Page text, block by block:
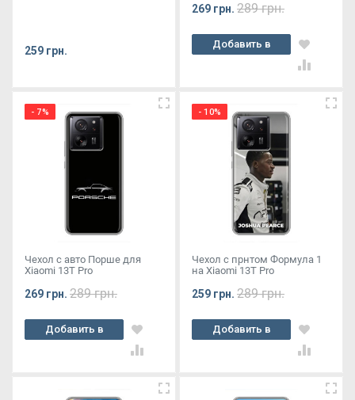
259 грн.
269 грн. 289 грн.
Добавить в
корзину
- 7%
Чехол с авто Порше для
Xiaomi 13T Pro
269 грн. 289 грн.
Добавить в
корзину
- 10%
Чехол с прнтом Формула 1
на Xiaomi 13T Pro
259 грн. 289 грн.
Добавить в
корзину